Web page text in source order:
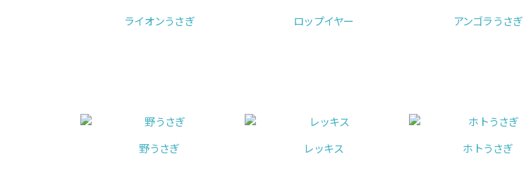
ライオンうさぎ ロップイヤー アンゴラうさぎ
野うさぎ レッキス ホトうさぎ